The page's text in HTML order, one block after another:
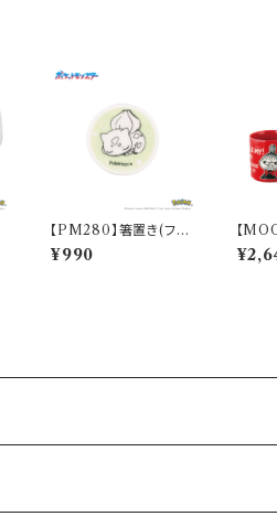
【PM280】箸置き(フシ
ギダネ)【Daily Sketc
h】PM281-402
¥990
【
グ(ア